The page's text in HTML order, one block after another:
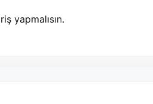
yapmalısın.